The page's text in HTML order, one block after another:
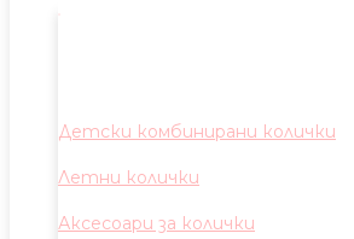
Детски комбинирани колички
Летни колички
Аксесоари за колички